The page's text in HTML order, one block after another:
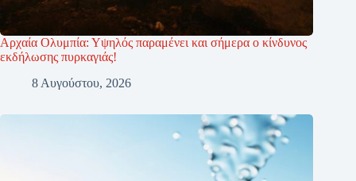
Αρχαία Ολυμπία: Υψηλός παραμένει και σήμερα ο κίνδυνος
εκδήλωσης πυρκαγιάς!
8 Αυγούστου, 2026